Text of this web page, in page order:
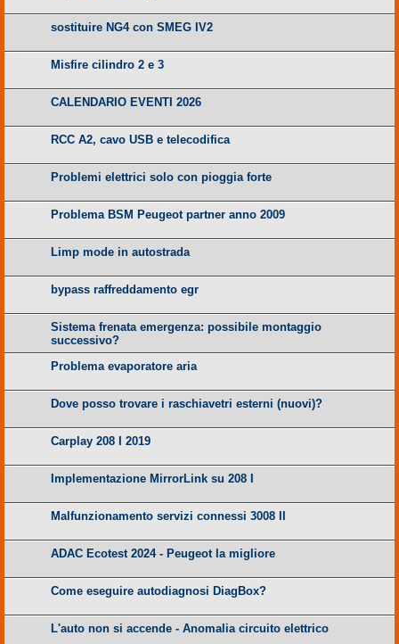
sostituire NG4 con SMEG IV2
Misfire cilindro 2 e 3
CALENDARIO EVENTI 2026
RCC A2, cavo USB e telecodifica
Problemi elettrici solo con pioggia forte
Problema BSM Peugeot partner anno 2009
Limp mode in autostrada
bypass raffreddamento egr
Sistema frenata emergenza: possibile montaggio
successivo?
Problema evaporatore aria
Dove posso trovare i raschiavetri esterni (nuovi)?
Carplay 208 I 2019
Implementazione MirrorLink su 208 I
Malfunzionamento servizi connessi 3008 II
ADAC Ecotest 2024 - Peugeot la migliore
Come eseguire autodiagnosi DiagBox?
L'auto non si accende - Anomalia circuito elettrico